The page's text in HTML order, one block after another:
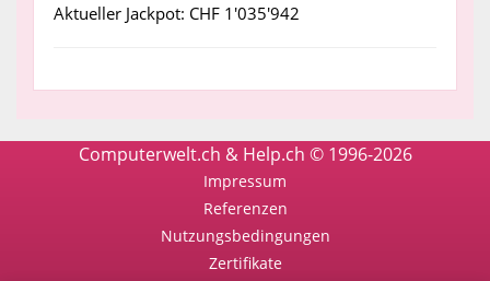
Aktueller Jackpot: CHF 1'035'942
Computerwelt.ch & Help.ch © 1996-2026
Impressum
Referenzen
Nutzungsbedingungen
Zertifikate